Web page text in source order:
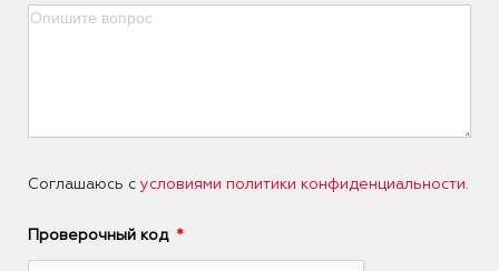
Соглашаюсь с условиями политики конфиденциальности.
Проверочный код